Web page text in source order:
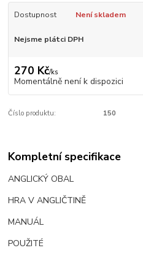
Dostupnost Není skladem
Nejsme plátci DPH
270 Kč/ks
Momentálně není k dispozici
Číslo produktu: 150
Kompletní specifikace
ANGLICKÝ OBAL
HRA V ANGLIČTINĚ
MANUÁL
POUŽITÉ